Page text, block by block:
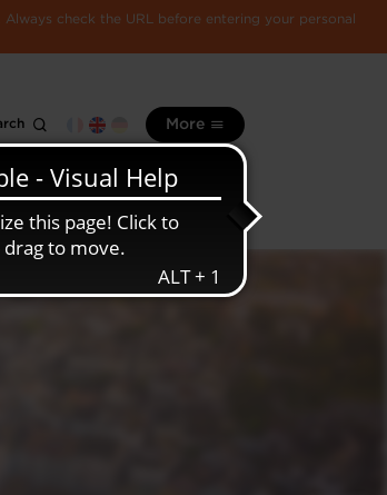
check the URL before entering your personal
More
Luxembourg
economy